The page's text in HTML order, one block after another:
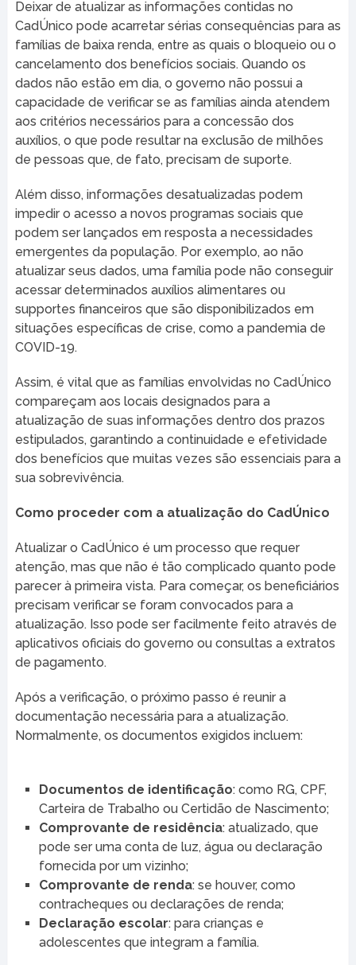
Deixar de atualizar as informações contidas no
CadÚnico pode acarretar sérias consequências para as
famílias de baixa renda, entre as quais o bloqueio ou o
cancelamento dos benefícios sociais. Quando os
dados não estão em dia, o governo não possui a
capacidade de verificar se as famílias ainda atendem
aos critérios necessários para a concessão dos
auxílios, o que pode resultar na exclusão de milhões
de pessoas que, de fato, precisam de suporte.
Além disso, informações desatualizadas podem
impedir o acesso a novos programas sociais que
podem ser lançados em resposta a necessidades
emergentes da população. Por exemplo, ao não
atualizar seus dados, uma família pode não conseguir
acessar determinados auxílios alimentares ou
supportes financeiros que são disponibilizados em
situações específicas de crise, como a pandemia de
COVID-19.
Assim, é vital que as famílias envolvidas no CadÚnico
compareçam aos locais designados para a
atualização de suas informações dentro dos prazos
estipulados, garantindo a continuidade e efetividade
dos benefícios que muitas vezes são essenciais para a
sua sobrevivência.
Como proceder com a atualização do CadÚnico
Atualizar o CadÚnico é um processo que requer
atenção, mas que não é tão complicado quanto pode
parecer à primeira vista. Para começar, os beneficiários
precisam verificar se foram convocados para a
atualização. Isso pode ser facilmente feito através de
aplicativos oficiais do governo ou consultas a extratos
de pagamento.
Após a verificação, o próximo passo é reunir a
documentação necessária para a atualização.
Normalmente, os documentos exigidos incluem:
Documentos de identificação: como RG, CPF,
Carteira de Trabalho ou Certidão de Nascimento;
Comprovante de residência: atualizado, que
pode ser uma conta de luz, água ou declaração
fornecida por um vizinho;
Comprovante de renda: se houver, como
contracheques ou declarações de renda;
Declaração escolar: para crianças e
adolescentes que integram a família.